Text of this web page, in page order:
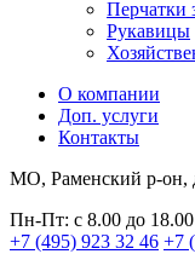
Перчатки
Рукавицы
О компании
Доп. услуги
Контакты
МО, Раменский р-он,
Пн-Пт: с 8.00 до 18.00
+7 (495) 923 32 46 +7